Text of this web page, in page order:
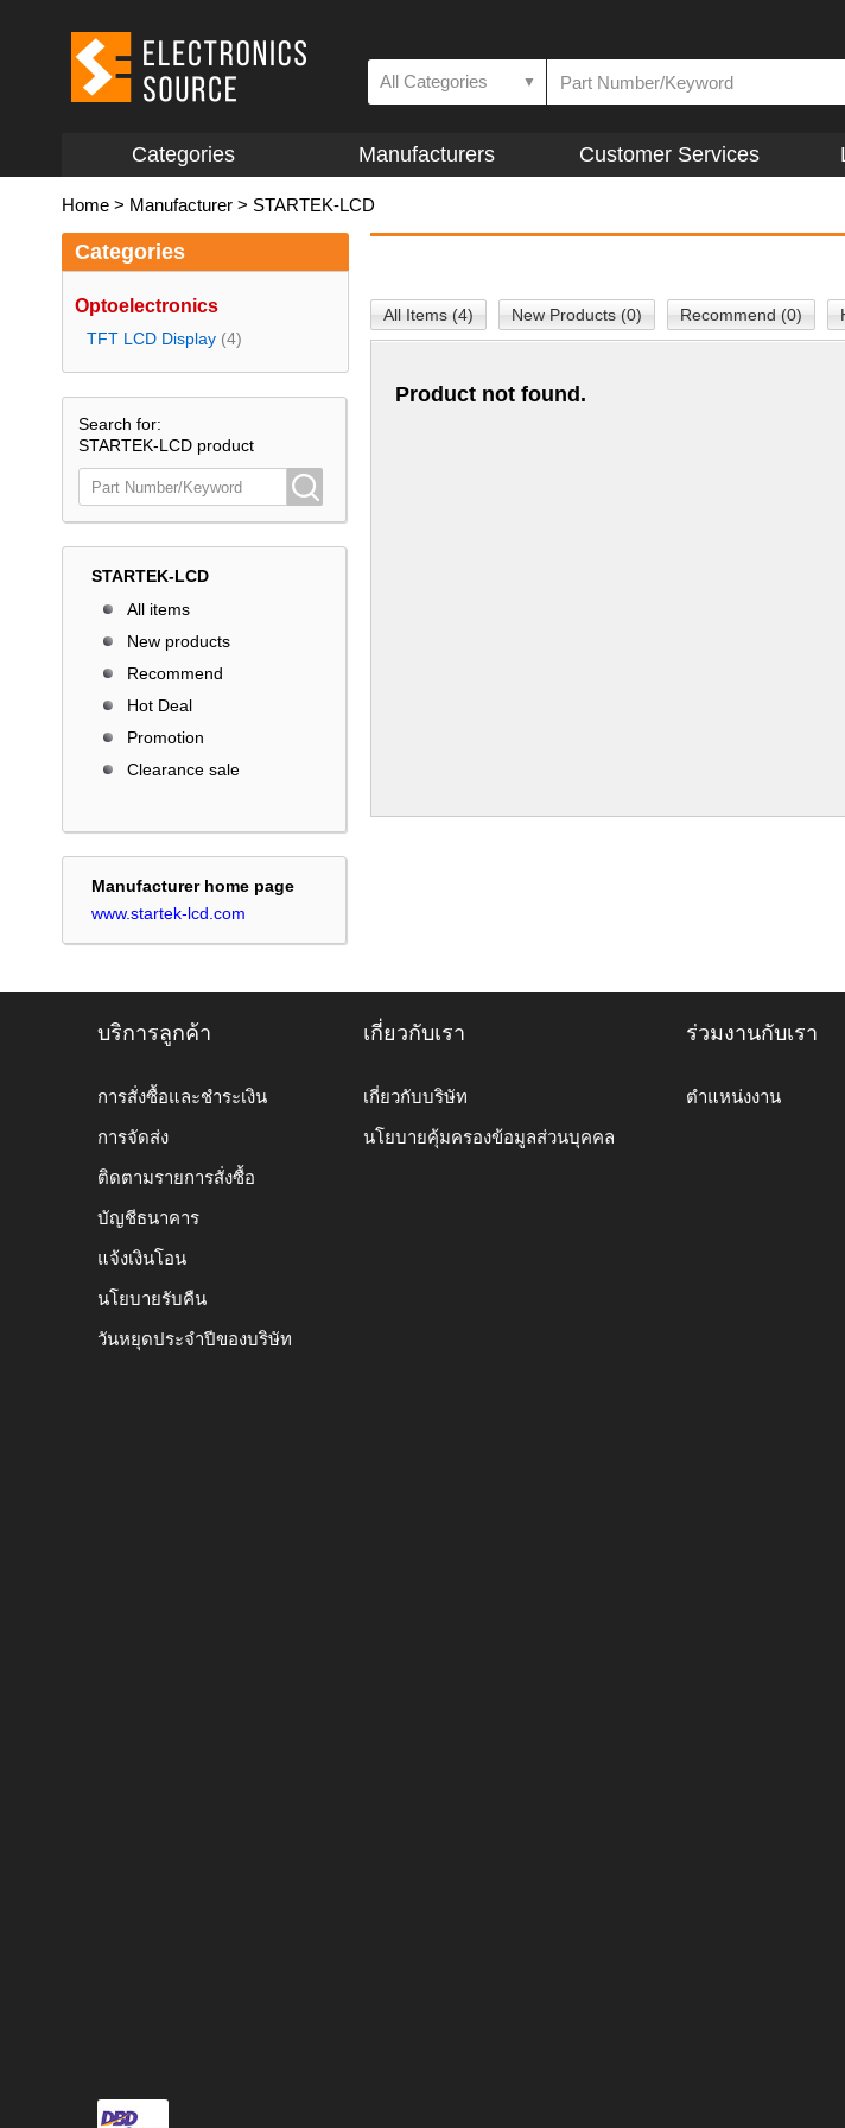
All Categories ▼
Categories Manufacturers Customer Services
Home > Manufacturer > STARTEK-LCD
Categories
Optoelectronics
TFT LCD Display (4)
Search for:
STARTEK-LCD product
STARTEK-LCD
All items
New products
Recommend
Hot Deal
Promotion
Clearance sale
Manufacturer home page
www.startek-lcd.com
All Items (4) New Products (0) Recommend (0)
Product not found.
บริการลูกค้า
การสั่งซื้อและชำระเงิน
การจัดส่ง
ติดตามรายการสั่งซื้อ
บัญชีธนาคาร
แจ้งเงินโอน
นโยบายรับคืน
วันหยุดประจำปีของบริษัท
เกี่ยวกับเรา
เกี่ยวกับบริษัท
นโยบายคุ้มครองข้อมูลส่วนบุคคล
ร่วมงานกับเรา
ตำแหน่งงาน